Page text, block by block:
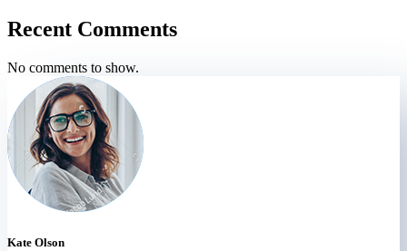
Recent Comments
No comments to show.
Kate Olson